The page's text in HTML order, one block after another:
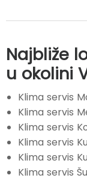
Najbliže
u okolini
Klima servis
Klima servis
Klima servis
Klima servis
Klima servis
Klima servis